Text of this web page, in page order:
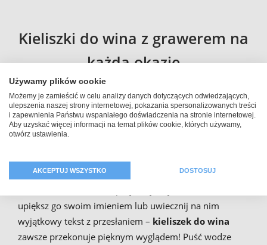
Kieliszki do wina z grawerem na
każdą okazję
Zwykłe kieliszki do wina są dla Ciebie zbyt nudne lub
zwyczajne? Chcesz wypić swoją lampkę wina z klasą i
stylem? W takim razie delektuj się swoim winem z
zaprojektować swój personalizowany
czerwonegooraz tym samym być przygotowanym na
upiększ go swoim imieniem lub uwiecznij na nim
wyjątkowy tekst z przesłaniem – kieliszek do wina
zawsze przekonuje pięknym wyglądem! Puść wodze
Używamy plików cookie
Możemy je zamieścić w celu analizy danych dotyczących odwiedzających,
ulepszenia naszej strony internetowej, pokazania spersonalizowanych treści
i zapewnienia Państwu wspaniałego doświadczenia na stronie internetowej.
Aby uzyskać więcej informacji na temat plików cookie, których używamy,
otwórz ustawienia.
AKCEPTUJ WSZYSTKO DOSTOSUJ